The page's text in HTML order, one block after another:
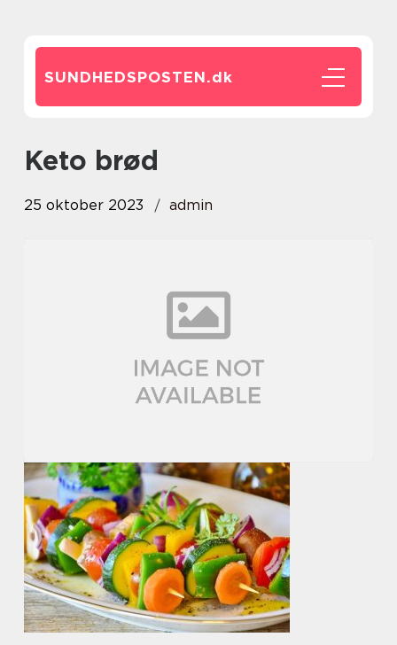
SUNDHEDSPOSTEN.dk
keto brød
25 oktober 2023 admin